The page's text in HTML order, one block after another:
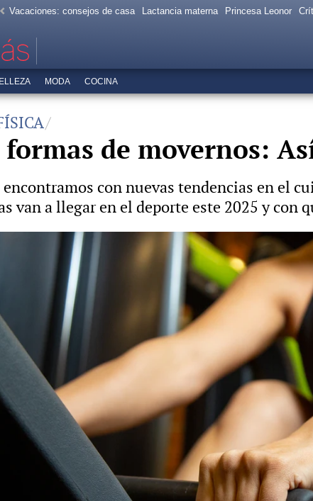
Vacaciones: consejos de casa Lactancia materna Princesa Leonor
MODA COCINA
formas de movernos:
encontramos con nuevas tendencias en el
van a llegar en el deporte este 2025 y con